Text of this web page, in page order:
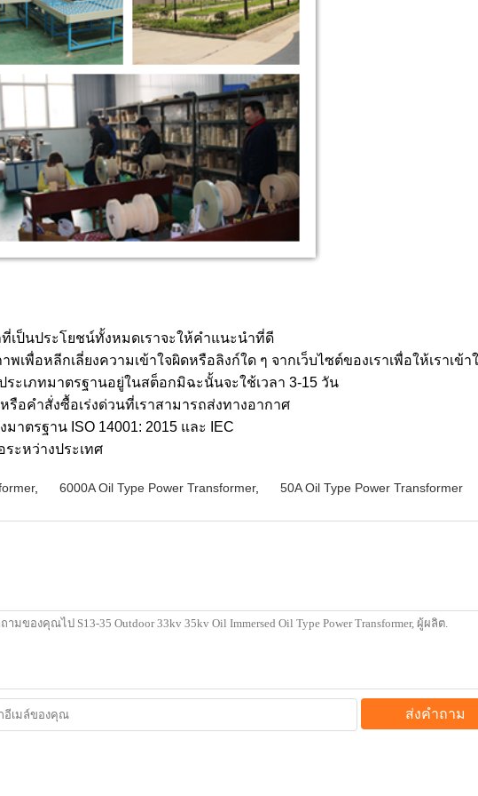
เป็นประโยชน์ทั้งหมดเราจะให้คำแนะนำที่ดี
เพื่อหลีกเลี่ยงความเข้าใจผิดหรือลิงก์ใด ๆ จากเว็บไซต์ของเราเพื่อให้เราเข้า
ะเภทมาตรฐานอยู่ในสต็อกมิฉะนั้นจะใช้เวลา 3-15 วัน
อคำสั่งซื้อเร่งด่วนที่เราสามารถส่งทางอากาศ
าตรฐาน ISO 14001: 2015 และ IEC
ะหว่างประเทศ
, 6000A Oil Type Power Transformer, 50A Oil Type Power Transformer
ส่งคำถาม